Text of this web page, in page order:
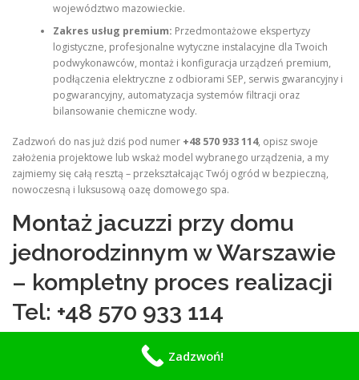
województwo mazowieckie.
Zakres usług premium: Przedmontażowe ekspertyzy
logistyczne, profesjonalne wytyczne instalacyjne dla Twoich
podwykonawców, montaż i konfiguracja urządzeń premium,
podłączenia elektryczne z odbiorami SEP, serwis gwarancyjny i
pogwarancyjny, automatyzacja systemów filtracji oraz
bilansowanie chemiczne wody.
Zadzwoń do nas już dziś pod numer +48 570 933 114, opisz swoje
założenia projektowe lub wskaż model wybranego urządzenia, a my
zajmiemy się całą resztą – przekształcając Twój ogród w bezpieczną,
nowoczesną i luksusową oazę domowego spa.
Montaż jacuzzi przy domu
jednorodzinnym w Warszawie
– kompletny proces realizacji
Tel: +48 570 933 114
Montaż jacuzzi, czyli wolnostojącej wanny spa z hydromasażem, przy
domu jednorodzinnym w Warszawie i miejscowościach aglomeracji
Zadzwoń!